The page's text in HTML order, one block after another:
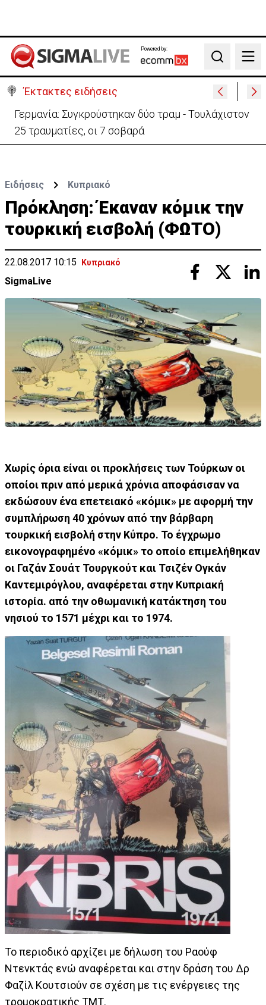
Powered by:
Search
Έκτακτες ειδήσεις
Αυτά είναι τα νέα Διοικητικά Συμβούλια των
Ημικρατικών Οργανισμών
Ειδήσεις Κυπριακό
Πρόκληση: Έκαναν κόμικ την
τουρκική εισβολή (ΦΩΤΟ)
22.08.2017 10:15 Κυπριακό
SigmaLive
Χωρίς όρια είναι οι προκλήσεις των Τούρκων οι
οποίοι πριν από μερικά χρόνια αποφάσισαν να
εκδώσουν ένα επετειακό «κόμικ» με αφορμή την
συμπλήρωση 40 χρόνων από την βάρβαρη
τουρκική εισβολή στην Κύπρο. Το έγχρωμο
εικονογραφημένο «κόμικ» το οποίο επιμελήθηκαν
οι Γαζάν Σουάτ Τουργκούτ και Τσιζέν Ογκάν
Καντεμιρόγλου, αναφέρεται στην Κυπριακή
ιστορία. από την οθωμανική κατάκτηση του
νησιού το 1571 μέχρι και το 1974.
Το περιοδικό αρχίζει με δήλωση του Ραούφ
Ντενκτάς ενώ αναφέρεται και στην δράση του Δρ
Φαζίλ Κουτσιούν σε σχέση με τις ενέργειες της
τρομοκρατικής ΤΜΤ.